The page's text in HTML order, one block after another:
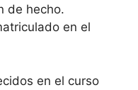
de hecho.
en el
en el curso